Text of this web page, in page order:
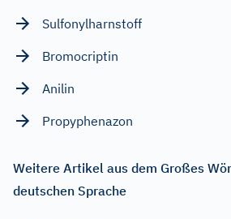
Sulfonylharnstoff
Bromocriptin
Anilin
Propyphenazon
Weitere Artikel aus dem Großes
deutschen Sprache